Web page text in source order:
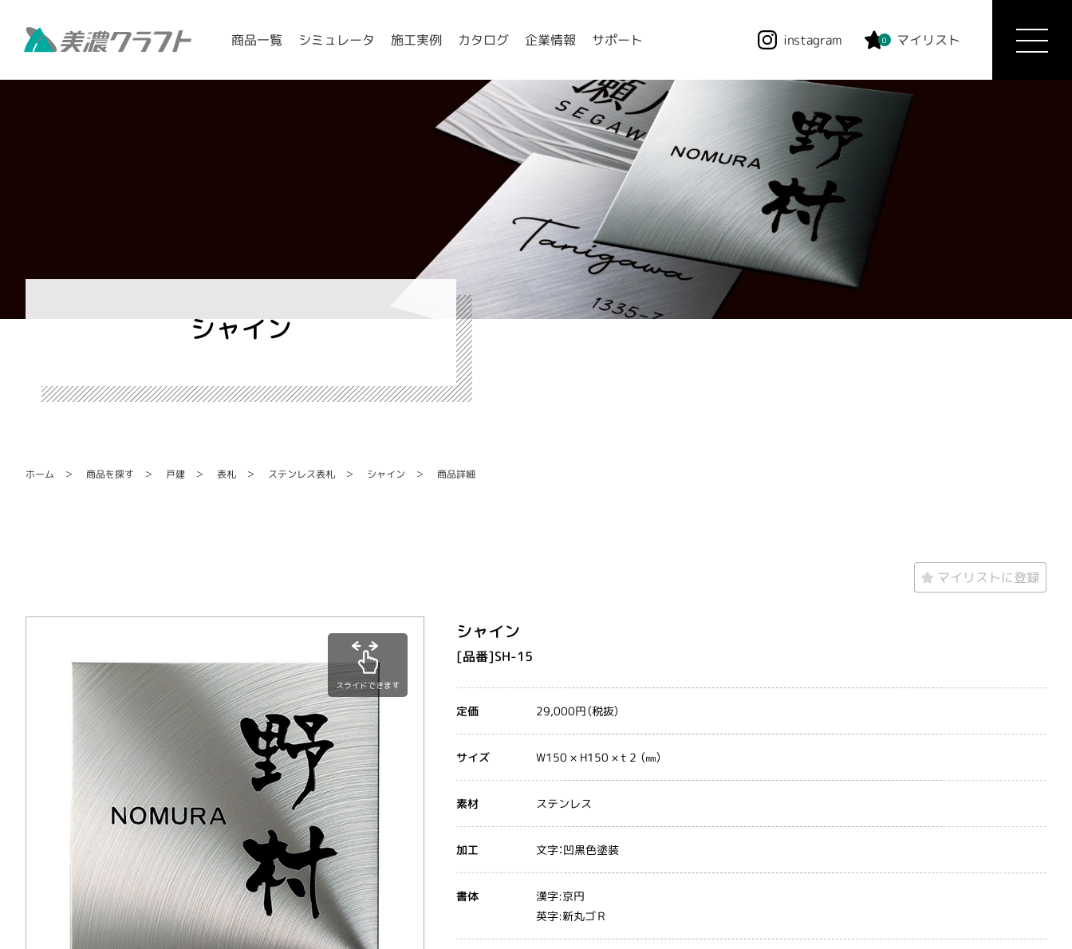
商品一覧 シミュレータ 施工実例 カタログ 企業情報 サポート instagram 0 マイリスト
シャイン
ホーム 商品を探す 戸建 表札 ステンレス表札 シャイン 商品詳細
マイリストに登録
スライドできます
シャイン
[品番]SH-15
定価 29,000円（税抜）
サイズ W150 × H150 ×ｔ2 （㎜）
素材 ステンレス
加工 文字：凹黒色塗装
書体 漢字:京円
英字:新丸ゴＲ